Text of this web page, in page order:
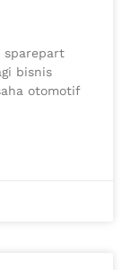
sparepart
bisnis
otomotif